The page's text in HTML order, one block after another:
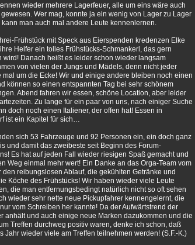
wieder mehrere Lagerfeuer, alle um eins wäre auch
Wer mag, konnte ja ein wenig von Lager zu Lager
man auch mal andere Leute kennenlernen.
Frühstück mit Speck aus Eierspenden kredenzen Elke
Helfer ein tolles Frühstücks-Schmankerl, das gern
wird! Danach heißt es leider schon wieder langsam
von vielen der Jungs und Mädels, denn nicht jeder
mal um die Ecke! Wir und einige andere bleiben noch einen
können so einen entspannten Tag bei sehr schönem
Abend fahren wir essen, schöne Location, aber leider
Zu lange für ein paar von uns, nach einiger Suche
doch noch einen Italiener, der offen hat! Essen in
ist ein Kapitel für sich…
sich 53 Fahrzeuge und 92 Personen ein, ein doch ganz
und damit das zweibeste seit Beginn des Forum-
Es hat auf jeden Fall wieder riesigen Spaß gemacht und
Weg einmal mehr wert! Ein Danke an das Orga-Team vom
den reibungslosen Ablauf, die gekühlten Getränke und
Köche des Frühstücks! Wir haben wieder viele Leute
die man entfernungsbedingt natürlich nicht so oft sehen
wieder sehr nette neue Pickupfahrer kennengelernt, die
vom Schreiben her kannte! Da der Aufwärtstrend der
anhält und auch einige neue Marken dazukommen und die
Treffen durchweg positiv waren, denke ich schon, daß
Jahr wieder viele am Treffen teilnehmen werden! (S.F.-K.)